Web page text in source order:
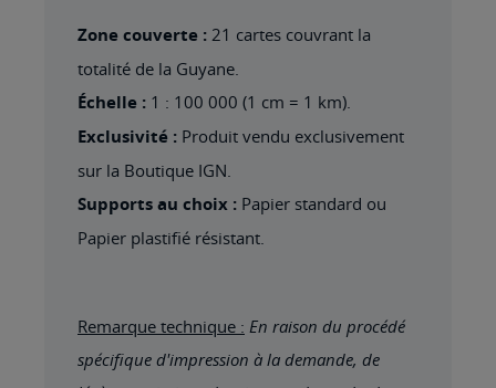
Zone couverte : 21 cartes couvrant la
totalité de la Guyane.
Échelle : 1 : 100 000 (1 cm = 1 km).
Exclusivité : Produit vendu exclusivement
sur la Boutique IGN.
Supports au choix : Papier standard ou
Papier plastifié résistant.
Remarque technique : En raison du procédé
spécifique d'impression à la demande, de